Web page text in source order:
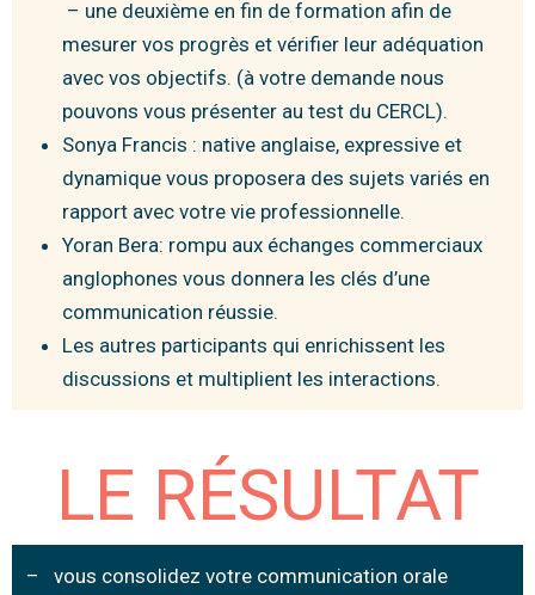
– une deuxième en fin de formation afin de
mesurer vos progrès et vérifier leur adéquation
avec vos objectifs. (à votre demande nous
pouvons vous présenter au test du CERCL).
Sonya Francis : native anglaise, expressive et
dynamique vous proposera des sujets variés en
rapport avec votre vie professionnelle.
Yoran Bera: rompu aux échanges commerciaux
anglophones vous donnera les clés d’une
communication réussie.
Les autres participants qui enrichissent les
discussions et multiplient les interactions.
LE RÉSULTAT
– vous consolidez votre communication orale